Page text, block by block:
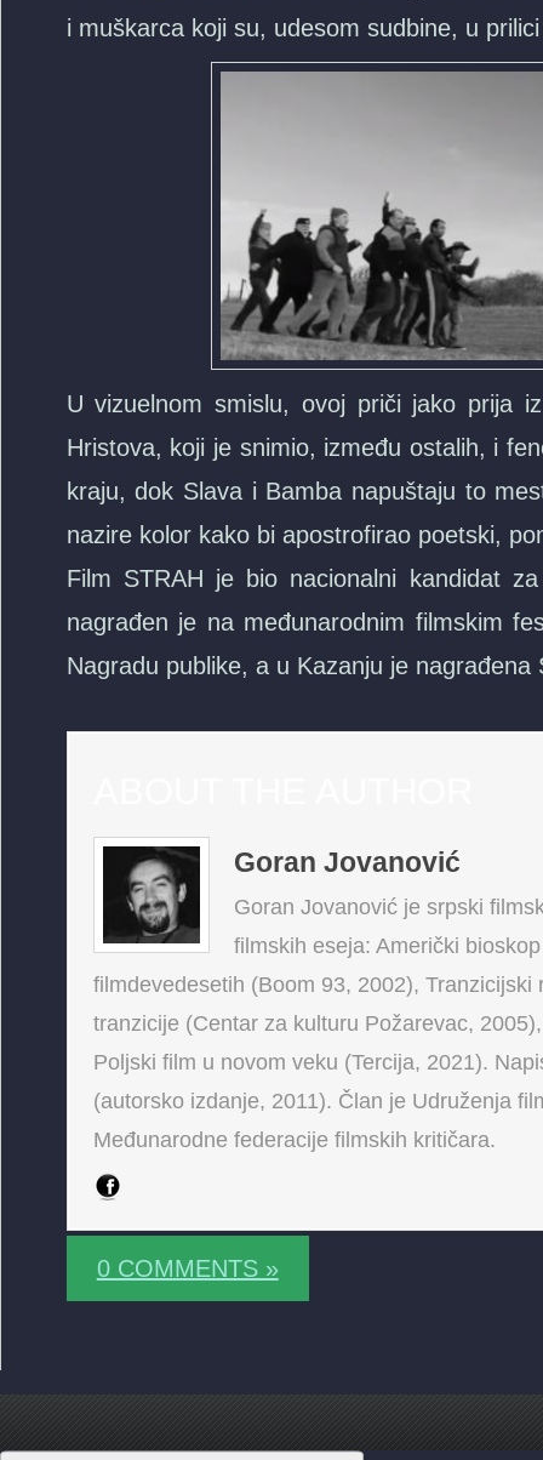
i muškarca koji su, udesom sudbine, u
U vizuelnom smislu, ovoj priči jako prija
Hristova, koji je snimio, između ostalih, i
kraju, dok Slava i Bamba napuštaju to
nazire kolor kako bi apostrofirao poetski,
Film STRAH je bio nacionalni kandidat
nagrađen je na međunarodnim filmskim
Nagradu publike, a u Kazanju je nagrađena
Goran Jovanović
Goran Jovanović je srpski
filmskih eseja: Američki
filmdevedesetih (Boom 93, 2002),
tranzicije (Centar za kulturu Požarevac,
Poljski film u novom veku (Tercija, 2021).
(autorsko izdanje, 2011). Član je Udruženja
Međunarodne federacije filmskih kritičara.
0 COMMENTS »